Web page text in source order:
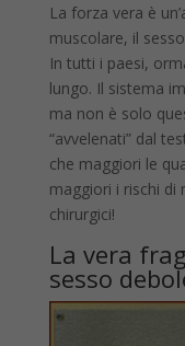
La forza vera è
muscolare, il
In tutti i paesi,
lungo. Il sistema
ma non è solo
“avvelenati” dal
che maggiori le
maggiori i rischi di
chirurgici!
La vera
sesso